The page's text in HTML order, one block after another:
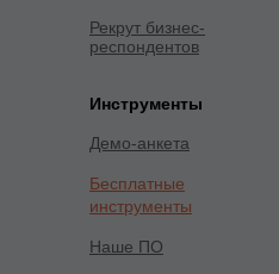
Рекрут бизнес-
респондентов
Инструменты
Демо-анкета
Бесплатные
инструменты
Наше ПО